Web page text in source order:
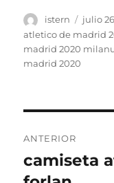
Autor
istern
el
julio
atletico de madrid
madrid 2020
madrid 2020
de
ANTERIOR
Entrada
anterior:
camiseta